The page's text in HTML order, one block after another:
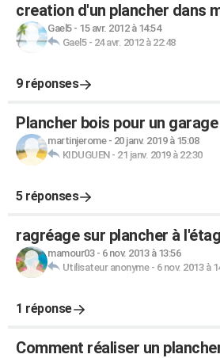
creation d'un plancher dans
Gael5- 15 avr. 2012 à 14:54
Gael5- 24 avr. 2012 à 22:48
9 réponses
Plancher bois pour un garage
martinjerome- 20 janv. 2019 à 15:08
KIDUGUEN- 21 janv. 2019 à 22:30
5 réponses
ragréage sur plancher à
mamour03- 6 nov. 2013 à 13:56
Utilisateur anonyme- 6 nov. 2013 à
1 réponse
Comment réaliser un